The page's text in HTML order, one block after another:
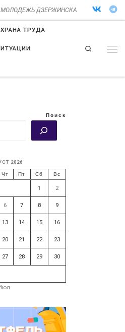
МОЛОДЕЖЬ ДЗЕРЖИНСКА
ТРУДА
Search
Поиск
2026
Чт Пт Сб Вс
1 2
6 7 8 9
13 14 15 16
20 21 22 23
27 28 29 30